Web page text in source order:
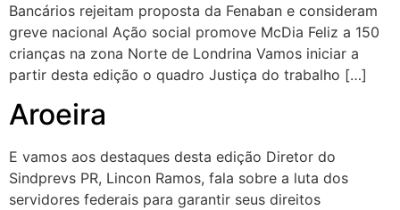
Bancários rejeitam proposta da Fenaban e consideram
greve nacional Ação social promove McDia Feliz a 150
crianças na zona Norte de Londrina Vamos iniciar a
partir desta edição o quadro Justiça do trabalho […]
Aroeira
E vamos aos destaques desta edição Diretor do
Sindprevs PR, Lincon Ramos, fala sobre a luta dos
servidores federais para garantir seus direitos